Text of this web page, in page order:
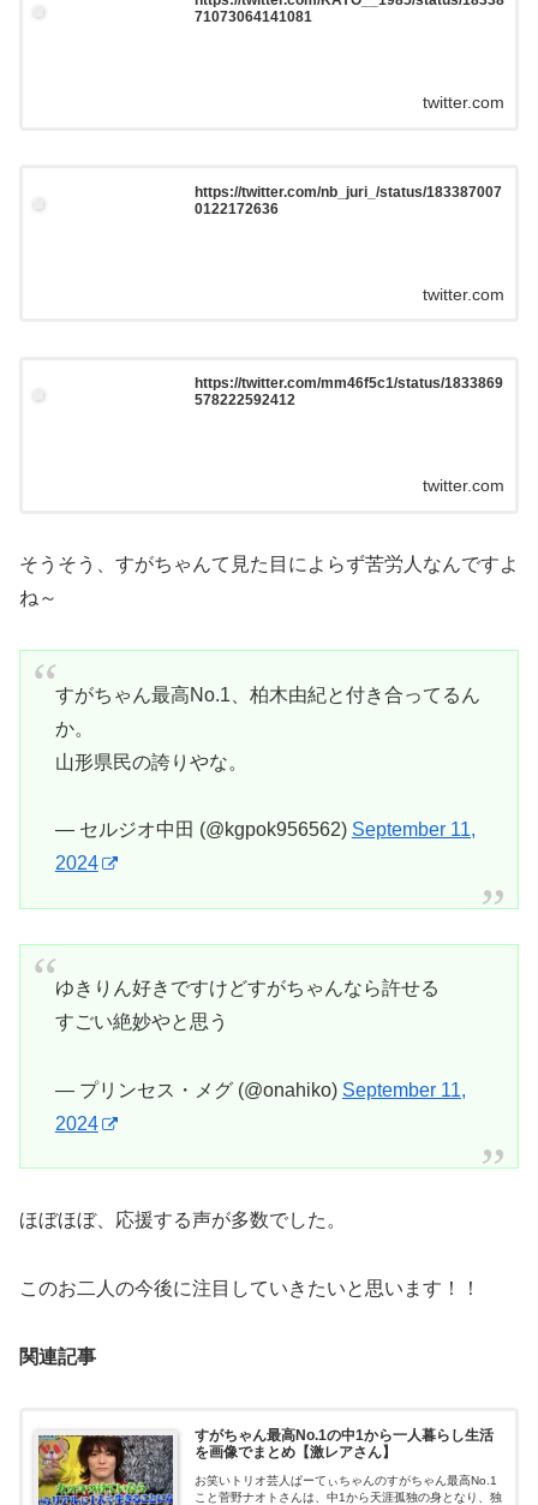
71073064141081
twitter.com
https://twitter.com/nb_juri_/status/183387007
0122172636
twitter.com
https://twitter.com/mm46f5c1/status/1833869
578222592412
twitter.com
そうそう、すがちゃんて見た目によらず苦労人なんですよ
ね～
すがちゃん最高No.1、柏木由紀と付き合ってるん
か。
山形県民の誇りやな。
— セルジオ中田 (@kgpok956562) September 11,
2024
ゆきりん好きですけどすがちゃんなら許せる
すごい絶妙やと思う
— プリンセス・メグ (@onahiko) September 11,
2024
ほぼほぼ、応援する声が多数でした。
このお二人の今後に注目していきたいと思います！！
関連記事
すがちゃん最高No.1の中1から一人暮らし生活
を画像でまとめ【激レアさん】
お笑いトリオ芸人ぱーてぃちゃんのすがちゃん最高No.1
こと菅野ナオトさんは、中1から天涯孤独の身となり、独